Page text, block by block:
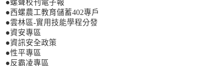
●螺聲校刊電子報
●西螺農工教育儲蓄402專戶
●雲林區-實用技能學程分發
●資安專區
●資訊安全政策
●性平專區
●反霸凌專區